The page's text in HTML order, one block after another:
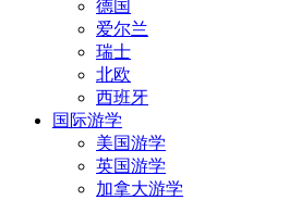
德国
爱尔兰
瑞士
北欧
西班牙
国际游学
美国游学
英国游学
加拿大游学